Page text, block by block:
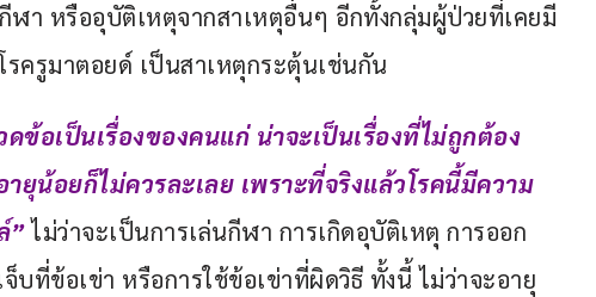
ฬา หรืออุบัติเหตุจากสาเหตุอื่นๆ อีกทั้งกลุ่มผู้ป่วยที่เคยมี
รครูมาตอยด์ เป็นสาเหตุกระตุ้นเช่นกัน
ข้อเป็นเรื่องของคนแก่ น่าจะเป็นเรื่องที่ไม่ถูกต้อง
น้อยก็ไม่ควรละเลย เพราะที่จริงแล้วโรคนี้มีความ
” ไม่ว่าจะเป็นการเล่นกีฬา การเกิดอุบัติเหตุ การออก
บที่ข้อเข่า หรือการใช้ข้อเข่าที่ผิดวิธี ทั้งนี้ ไม่ว่าจะอายุ